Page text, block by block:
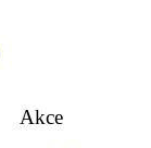
Akce